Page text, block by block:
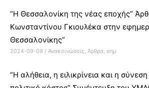
“Η Θεσσαλονίκη της νέας εποχής”
Κωνσταντίνου Γκιουλέκα στην
Θεσσαλονίκης”
2024-09-09 / Ανακοινώσεις, Άρθρα, σημ
“Η αλήθεια, η ειλικρίνεια και η